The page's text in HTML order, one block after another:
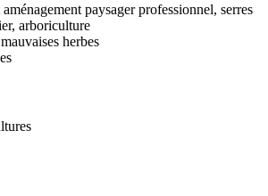
paysager professionnel, serres
arboriculture
herbes